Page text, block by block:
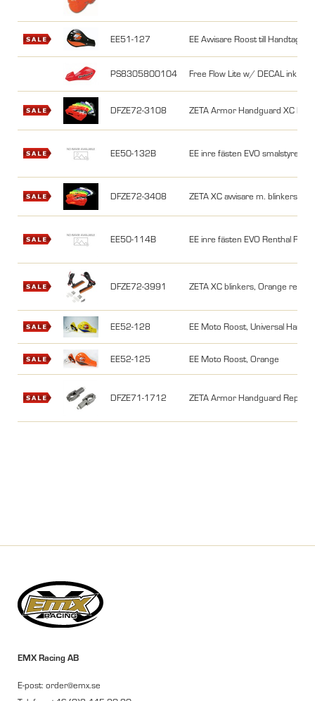
EE51-127 EE Avvisare Roost till
PS8305800104 Free Flow Lite w/ DECAL ink
DFZE72-3108 ZETA Armor Handguard XC
EE50-132B EE inre fästen EVO smalstyre
DFZE72-3408 ZETA XC avvisare m. blinkers,
EE50-114B EE inre fästen EVO Renthal
DFZE72-3991 ZETA XC blinkers, Orange
EE52-128 EE Moto Roost, Universal
EE52-125 EE Moto Roost, Orange
DFZE71-1712 ZETA Armor Handguard
EMX Racing AB
E-post: order@emx.se